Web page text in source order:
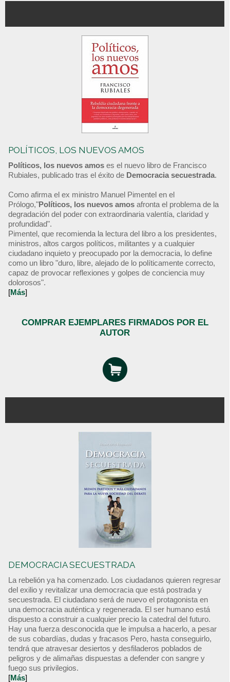
POLÍTICOS, LOS NUEVOS AMOS
Políticos, los nuevos amos es el nuevo libro de Francisco
Rubiales, publicado tras el éxito de Democracia secuestrada.
Como afirma el ex ministro Manuel Pimentel en el
Prólogo,"Políticos, los nuevos amos afronta el problema de la
degradación del poder con extraordinaria valentía, claridad y
profundidad".
Pimentel, que recomienda la lectura del libro a los presidentes,
ministros, altos cargos políticos, militantes y a cualquier
ciudadano inquieto y preocupado por la democracia, lo define
como un libro "duro, libre, alejado de lo políticamente correcto,
capaz de provocar reflexiones y golpes de conciencia muy
dolorosos".
[Más]
COMPRAR EJEMPLARES FIRMADOS POR EL
AUTOR
DEMOCRACIA SECUESTRADA
La rebelión ya ha comenzado. Los ciudadanos quieren regresar
del exilio y revitalizar una democracia que está postrada y
secuestrada. El ciudadano será de nuevo el protagonista en
una democracia auténtica y regenerada. El ser humano está
dispuesto a construir a cualquier precio la catedral del futuro.
Hay una fuerza desconocida que le impulsa a hacerlo, a pesar
de sus cobardías, dudas y fracasos Pero, hasta conseguirlo,
tendrá que atravesar desiertos y desfiladeros poblados de
peligros y de alimañas dispuestas a defender con sangre y
fuego sus privilegios.
[Más]